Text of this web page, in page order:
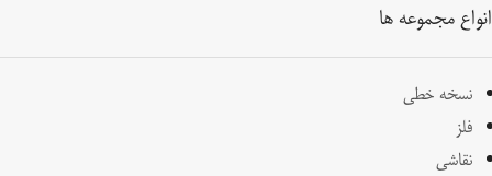
انواع مجموعه ها
نسخه خطی
فلز
نقاشی